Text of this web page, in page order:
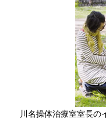
川名操体治療室室長の